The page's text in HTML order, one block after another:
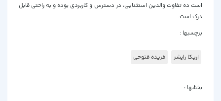
است ده تفاوت والدین استثنایی، در دسترس و کاربردی بوده و به راحتی قابل
درک است.
برچسبها :
اریکا رایشر فریده فتوحی
بخشها :